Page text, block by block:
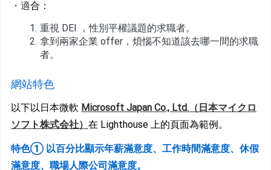
・適合：
重視 DEI ，性別平權議題的求職者。
拿到兩家企業 offer，煩惱不知道該去哪一間的求職
者。
網站特色
以下以日本微軟 Microsoft Japan Co., Ltd.（日本マイクロ
ソフト株式会社） 在 Lighthouse 上的頁面為範例。
特色① 以百分比顯示年薪滿意度、工作時間滿意度、休假
滿意度、職場人際公司滿意度。